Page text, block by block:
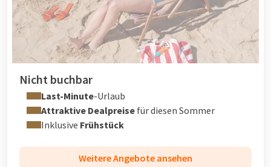
Nicht buchbar
Last-Minute-Urlaub
Attraktive Dealpreise für diesen Sommer
Inklusive Frühstück
Weitere Angebote ansehen